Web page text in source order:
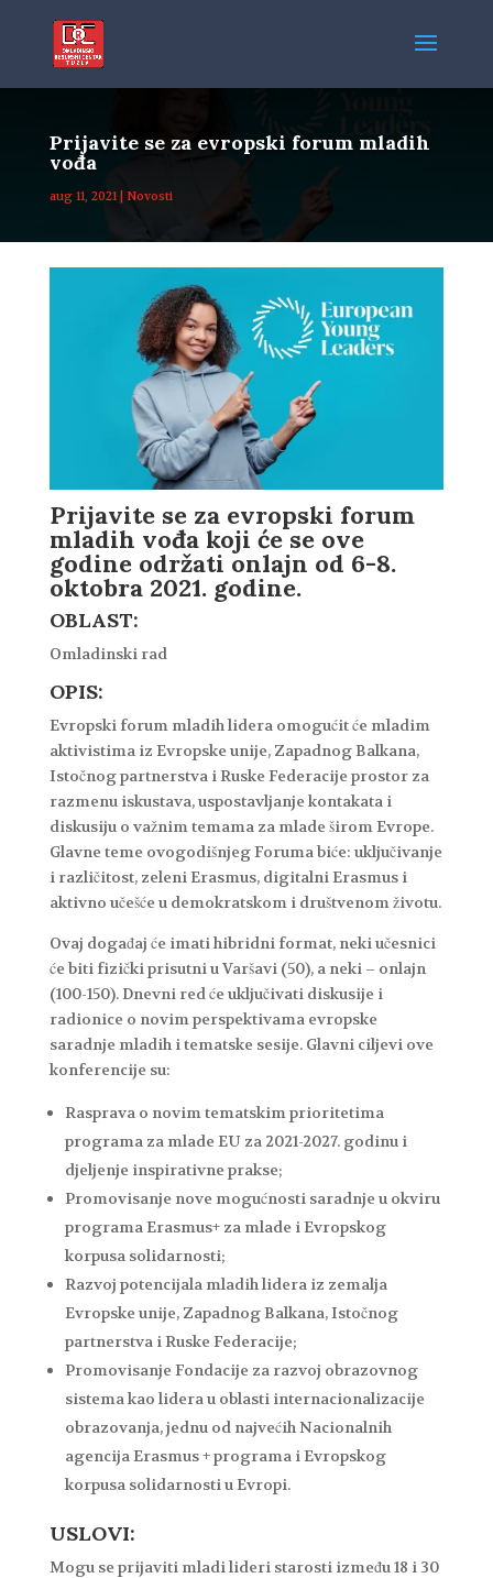
Prijavite se za evropski forum mladih
vođa
aug 11, 2021| Novosti
Prijavite se za evropski forum
mladih vođa koji će se ove
godine održati onlajn od 6-8.
oktobra 2021. godine.
OBLAST:
Omladinski rad
OPIS:
Evropski forum mladih lidera omogućit će mladim
aktivistima iz Evropske unije, Zapadnog Balkana,
Istočnog partnerstva i Ruske Federacije prostor za
razmenu iskustava, uspostavljanje kontakata i
diskusiju o važnim temama za mlade širom Evrope.
Glavne teme ovogodišnjeg Foruma biće: uključivanje
i različitost, zeleni Erasmus, digitalni Erasmus i
aktivno učešće u demokratskom i društvenom životu.
Ovaj događaj će imati hibridni format, neki učesnici
će biti fizički prisutni u Varšavi (50), a neki – onlajn
(100-150). Dnevni red će uključivati diskusije i
radionice o novim perspektivama evropske
saradnje mladih i tematske sesije. Glavni ciljevi ove
konferencije su:
Rasprava o novim tematskim prioritetima
programa za mlade EU za 2021-2027. godinu i
djeljenje inspirativne prakse;
Promovisanje nove mogućnosti saradnje u okviru
programa Erasmus+ za mlade i Evropskog
korpusa solidarnosti;
Razvoj potencijala mladih lidera iz zemalja
Evropske unije, Zapadnog Balkana, Istočnog
partnerstva i Ruske Federacije;
Promovisanje Fondacije za razvoj obrazovnog
sistema kao lidera u oblasti internacionalizacije
obrazovanja, jednu od najvećih Nacionalnih
agencija Erasmus + programa i Evropskog
korpusa solidarnosti u Evropi.
USLOVI:
Mogu se prijaviti mladi lideri starosti između 18 i 30